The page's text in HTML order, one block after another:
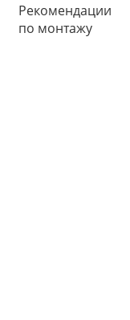
Рекомендации
по монтажу